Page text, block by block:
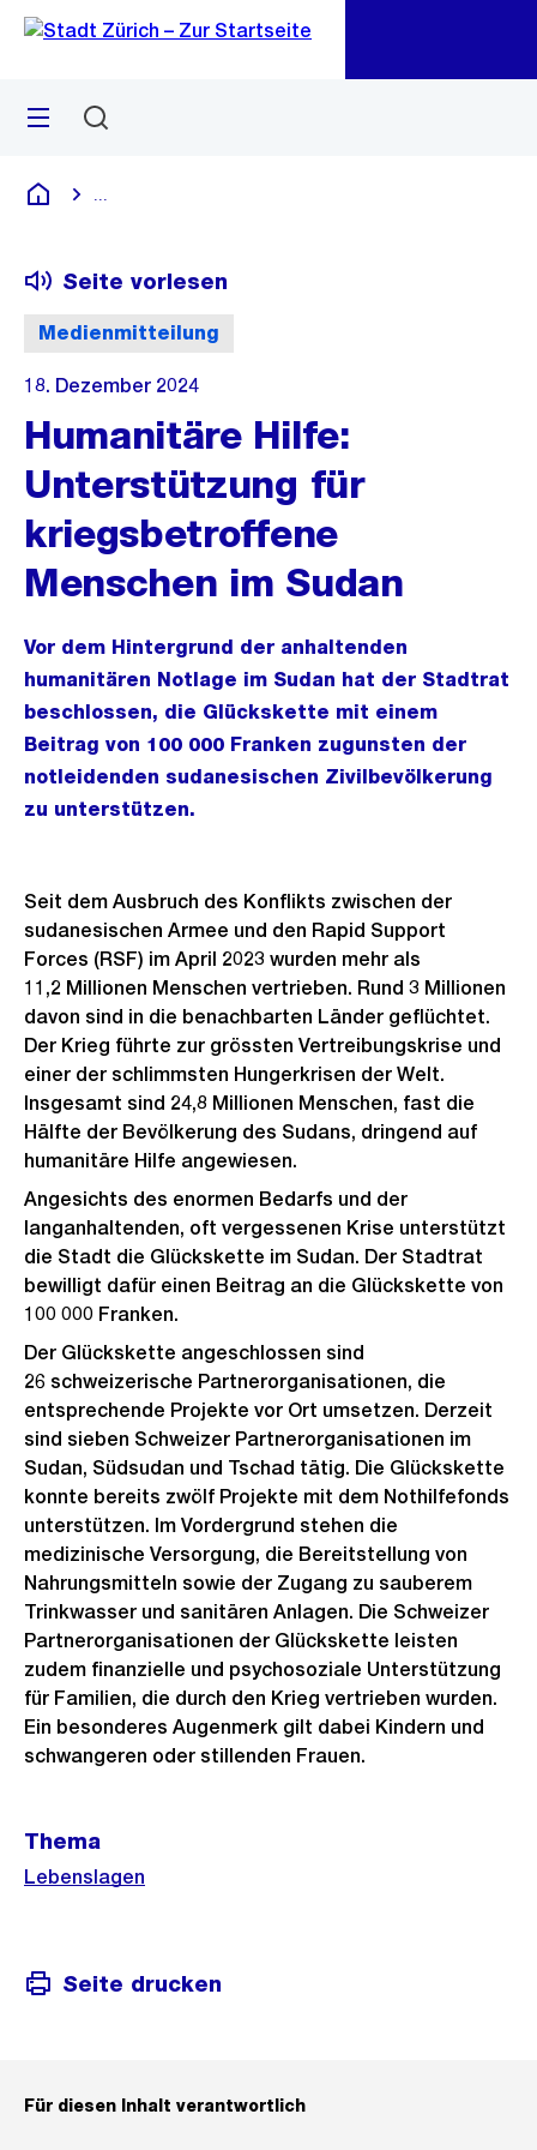
Navigation
Sprunglink
Menü
Deutsch
Medienmitteilung
Seite vorlesen
18. Dezember 2024
Humanitäre Hilfe:
Unterstützung für
kriegsbetroffene
Menschen im Sudan
Vor dem Hintergrund der anhaltenden
humanitären Notlage im Sudan hat der Stadtrat
beschlossen, die Glückskette mit einem
Beitrag von 100 000 Franken zugunsten der
notleidenden sudanesischen Zivilbevölkerung
zu unterstützen.
Seit dem Ausbruch des Konflikts zwischen der
sudanesischen Armee und den Rapid Support
Forces (RSF) im April 2023 wurden mehr als
11,2 Millionen Menschen vertrieben. Rund 3 Millionen
davon sind in die benachbarten Länder geflüchtet.
Der Krieg führte zur grössten Vertreibungskrise und
einer der schlimmsten Hungerkrisen der Welt.
Insgesamt sind 24,8 Millionen Menschen, fast die
Hälfte der Bevölkerung des Sudans, dringend auf
humanitäre Hilfe angewiesen.
Angesichts des enormen Bedarfs und der
langanhaltenden, oft vergessenen Krise unterstützt
die Stadt die Glückskette im Sudan. Der Stadtrat
bewilligt dafür einen Beitrag an die Glückskette von
100 000 Franken.
Der Glückskette angeschlossen sind
26 schweizerische Partnerorganisationen, die
entsprechende Projekte vor Ort umsetzen. Derzeit
sind sieben Schweizer Partnerorganisationen im
Sudan, Südsudan und Tschad tätig. Die Glückskette
konnte bereits zwölf Projekte mit dem Nothilfefonds
unterstützen. Im Vordergrund stehen die
medizinische Versorgung, die Bereitstellung von
Nahrungsmitteln sowie der Zugang zu sauberem
Trinkwasser und sanitären Anlagen. Die Schweizer
Partnerorganisationen der Glückskette leisten
zudem finanzielle und psychosoziale Unterstützung
für Familien, die durch den Krieg vertrieben wurden.
Ein besonderes Augenmerk gilt dabei Kindern und
schwangeren oder stillenden Frauen.
Weitere
Informationen
Thema
Lebenslagen
Seite drucken
Für diesen Inhalt verantwortlich